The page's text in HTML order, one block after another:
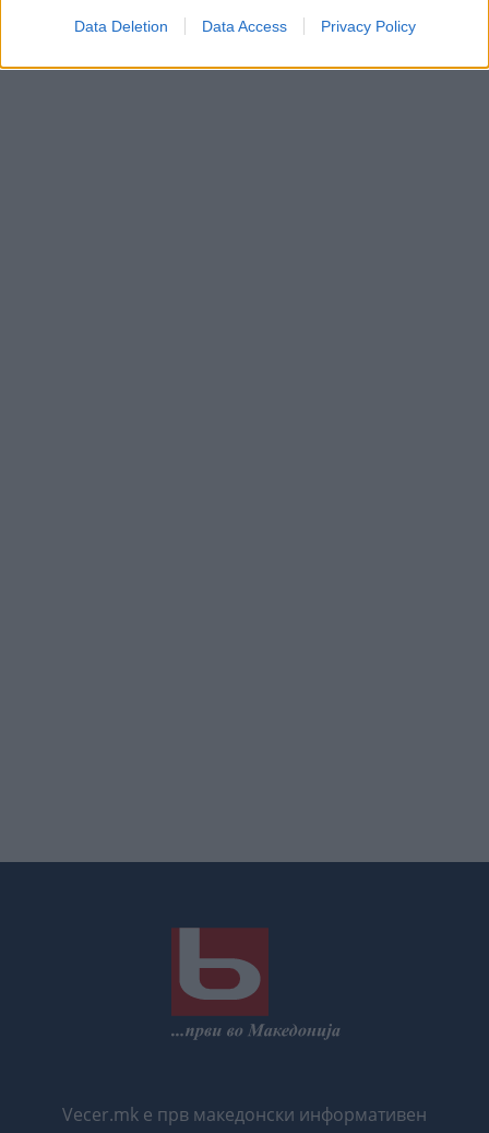
Data Deletion Data Access Privacy Policy
Вака не било никогаш на
чека и пет часа
Vecer.mk е прв македонски информативен